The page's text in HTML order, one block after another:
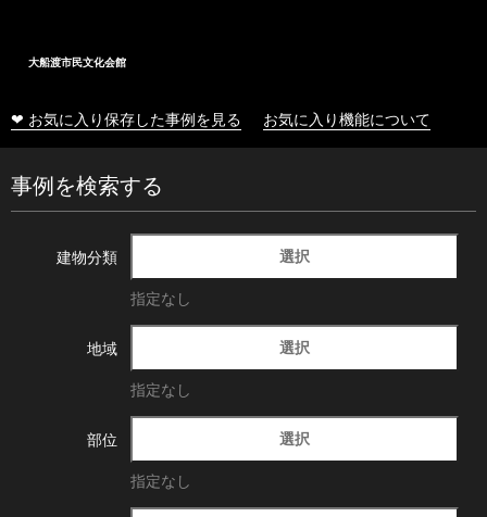
大船渡市民文化会館
❤ お気に入り保存した事例を見る お気に入り機能について
事例を検索する
建物分類 選択
指定なし
地域 選択
指定なし
部位 選択
指定なし